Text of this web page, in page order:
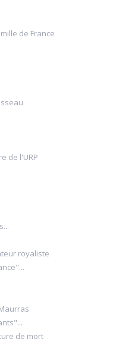
de France
de l'URP
royaliste
de mort